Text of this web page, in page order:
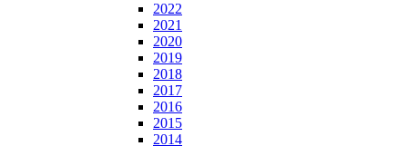
2022
2021
2020
2019
2018
2017
2016
2015
2014